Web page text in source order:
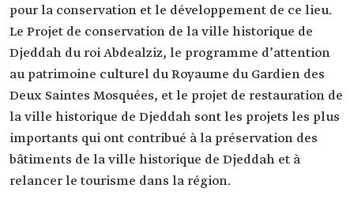
pour la conservation et le développement de ce lieu.
Le Projet de conservation de la ville historique de
Djeddah du roi Abdealziz, le programme d’attention
au patrimoine culturel du Royaume du Gardien des
Deux Saintes Mosquées, et le projet de restauration de
la ville historique de Djeddah sont les projets les plus
importants qui ont contribué à la préservation des
bâtiments de la ville historique de Djeddah et à
relancer le tourisme dans la région.